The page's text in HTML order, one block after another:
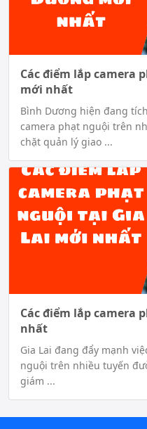
Các điểm lắp camera
mới nhất
Bình Dương hiện đang
camera phạt nguội trên
chặt quản lý giao ...
Các điểm lắp camera
nhất
Gia Lai đang đẩy mạnh
nguội trên nhiều tuyến
giám ...